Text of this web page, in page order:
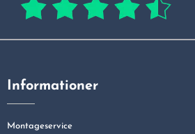
Informationer
Montageservice